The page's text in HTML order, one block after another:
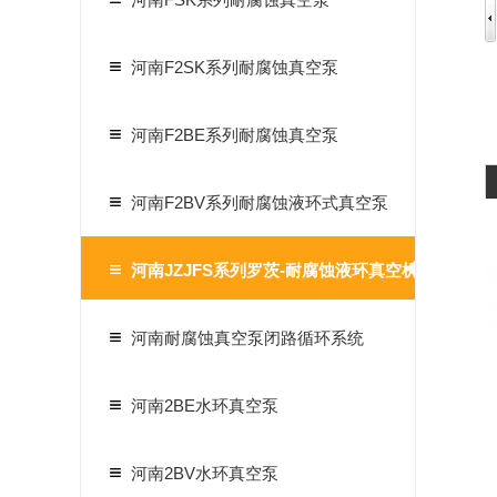
河南F2SK系列耐腐蚀真空泵
河南F2BE系列耐腐蚀真空泵
河南F2BV系列耐腐蚀液环式真空泵
河南JZJFS系列罗茨-耐腐蚀液环真空机组
河南耐腐蚀真空泵闭路循环系统
河南2BE水环真空泵
河南2BV水环真空泵